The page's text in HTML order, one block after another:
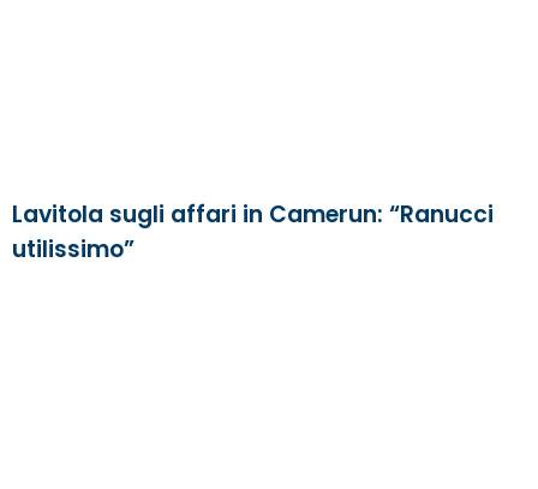
Lavitola sugli affari in Camerun: “Ranucci
utilissimo”